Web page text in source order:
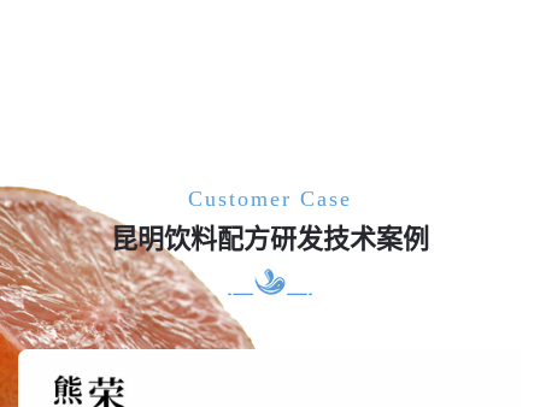
Customer Case
昆明饮料配方研发技术案例